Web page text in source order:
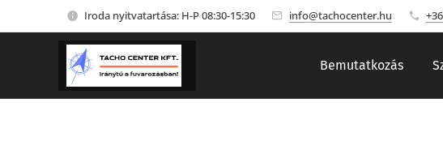
Iroda nyitvatartása: H-P 08:30-15:30 info@tachocenter.hu
Bemutatkozás